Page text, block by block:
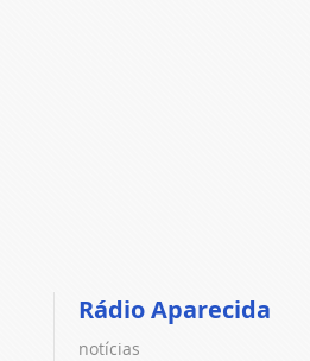
Rádio Aparecida
notícias